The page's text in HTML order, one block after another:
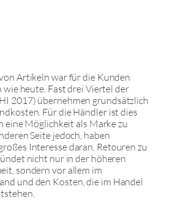
Artikeln war für die Kunden
wie heute. Fast drei Viertel der
2017) übernehmen grundsätzlich
Für die Händler ist dies
eine Möglichkeit als Marke zu
Seite jedoch, haben
Interesse daran, Retouren zu
nicht nur in der höheren
sondern vor allem im
und den Kosten, die im Handel